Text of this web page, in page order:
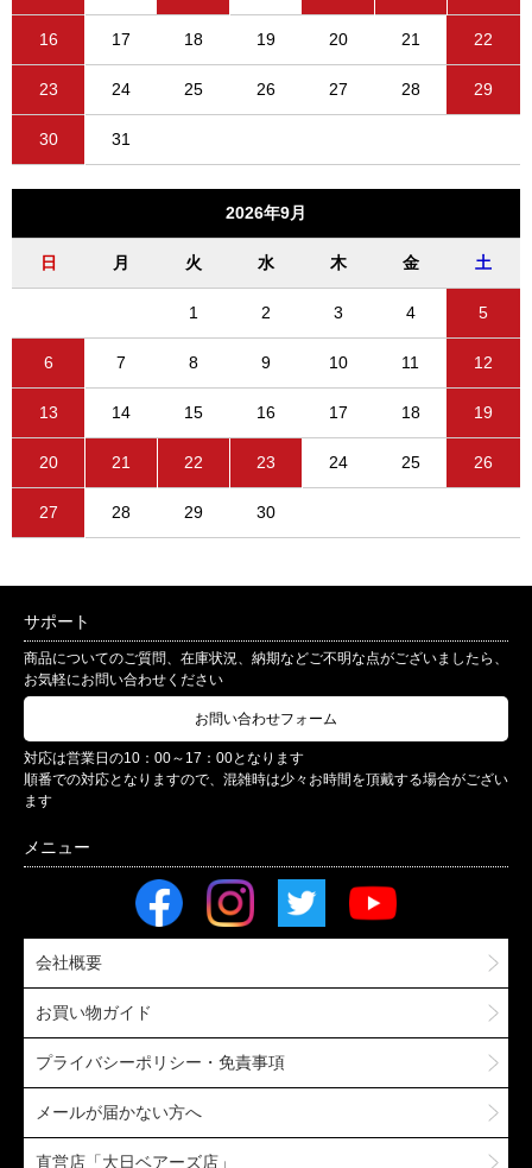
16 17 18 19 20 21 22
23 24 25 26 27 28 29
30 31
2026年9月
日 月 火 水 木 金 土
1 2 3 4 5
6 7 8 9 10 11 12
13 14 15 16 17 18 19
20 21 22 23 24 25 26
27 28 29 30
サポート
商品についてのご質問、在庫状況、納期などご不明な点がございましたら、
お気軽にお問い合わせください
お問い合わせフォーム
対応は営業日の10：00～17：00となります
順番での対応となりますので、混雑時は少々お時間を頂戴する場合がござい
ます
会社概要
お買い物ガイド
プライバシーポリシー・免責事項
メールが届かない方へ
直営店「大日ベアーズ店」